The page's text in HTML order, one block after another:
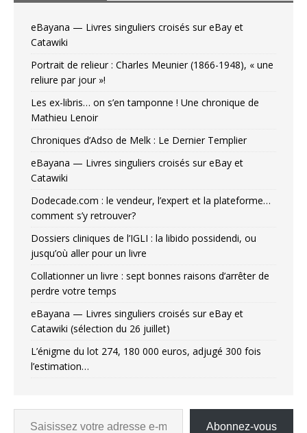
eBayana — Livres singuliers croisés sur eBay et
Catawiki
Portrait de relieur : Charles Meunier (1866-1948), « une
reliure par jour »!
Les ex-libris… on s’en tamponne ! Une chronique de
Mathieu Lenoir
Chroniques d’Adso de Melk : Le Dernier Templier
eBayana — Livres singuliers croisés sur eBay et
Catawiki
Dodecade.com : le vendeur, l’expert et la plateforme…
comment s’y retrouver?
Dossiers cliniques de l’IGLI : la libido possidendi, ou
jusqu’où aller pour un livre
Collationner un livre : sept bonnes raisons d’arrêter de
perdre votre temps
eBayana — Livres singuliers croisés sur eBay et
Catawiki (sélection du 26 juillet)
L’énigme du lot 274, 180 000 euros, adjugé 300 fois
l’estimation…
Abonnez-vous